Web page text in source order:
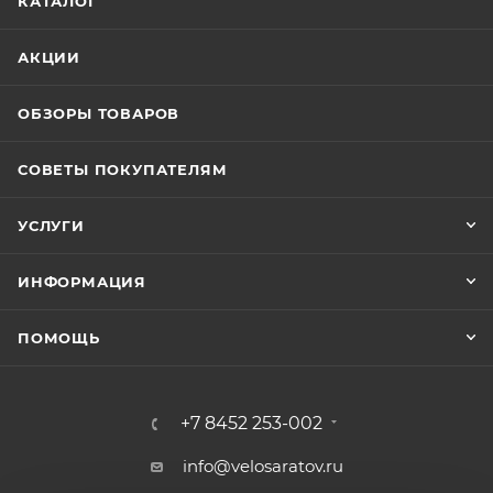
АКЦИИ
ОБЗОРЫ ТОВАРОВ
СОВЕТЫ ПОКУПАТЕЛЯМ
УСЛУГИ
ИНФОРМАЦИЯ
ПОМОЩЬ
+7 8452 253-002
info@velosaratov.ru